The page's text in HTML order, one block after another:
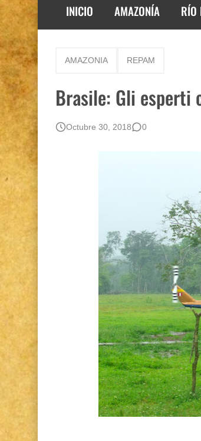
INICIO AMAZONÍA RÍO
AMAZONIA REPAM
Brasile: Gli esperti
Octubre 30, 2018 0